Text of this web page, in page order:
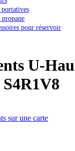
propane
pour réservoir
U-
sur une carte